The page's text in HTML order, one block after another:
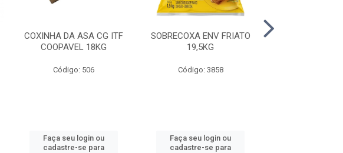
COXINHA DA ASA CG ITF
COOPAVEL 18KG
Código: 506
Faça seu login ou
cadastre-se para
SOBRECOXA ENV FRIATO
19,5KG
Código: 3858
Faça seu login ou
cadastre-se para